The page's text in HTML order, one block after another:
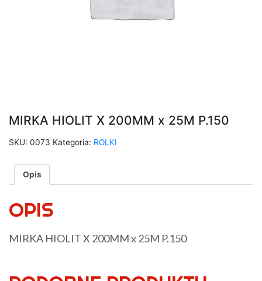
MIRKA HIOLIT X 200MM x 25M P.150
SKU: 0073 Kategoria: ROLKI
Opis
OPIS
MIRKA HIOLIT X 200MM x 25M P.150